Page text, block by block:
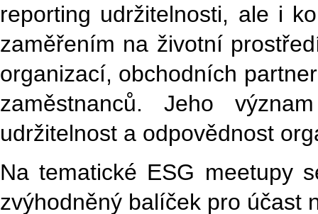
reporting udržitelnosti, ale i
zaměřením na životní
organizací, obchodních
zaměstnanců. Jeho
udržitelnost a odpovědnost
Na tematické ESG meetupy
zvýhodněný balíček pro účast